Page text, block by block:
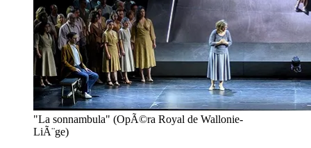
"La sonnambula" (OpÃ©ra Royal de Wallonie-
LiÃ¨ge)